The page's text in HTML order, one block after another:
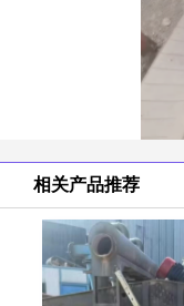
相关产品推荐